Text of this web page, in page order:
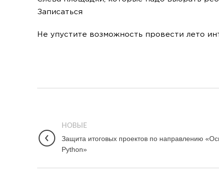
Записаться
Не упустите возможность провести лето
НОВЫЕ
Защита итоговых проектов по направлению
Python»